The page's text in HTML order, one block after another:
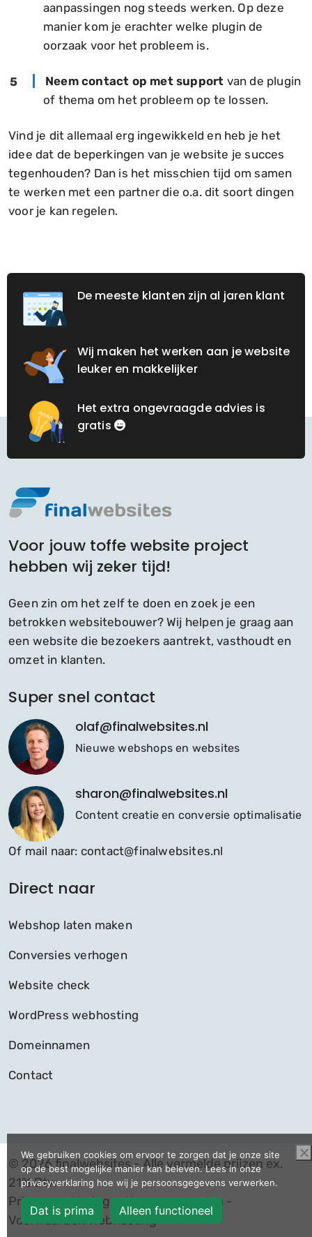
aanpassingen nog steeds werken. Op deze
manier kom je erachter welke plugin de
oorzaak voor het probleem is.
Neem contact op met support van de plugin
of thema om het probleem op te lossen.
Vind je dit allemaal erg ingewikkeld en heb je het
idee dat de beperkingen van je website je succes
tegenhouden? Dan is het misschien tijd om samen
te werken met een partner die o.a. dit soort dingen
voor je kan regelen.
De meeste klanten zijn al jaren klant
Wij maken het werken aan je website
leuker en makkelijker
Het extra ongevraagde advies is
gratis
Voor jouw toffe website project
hebben wij zeker tijd!
Geen zin om het zelf te doen en zoek je een
betrokken websitebouwer? Wij helpen je graag aan
een website die bezoekers aantrekt, vasthoudt en
omzet in klanten.
Super snel contact
olaf@finalwebsites.nl
Nieuwe webshops en websites
sharon@finalwebsites.nl
Content creatie en conversie optimalisatie
Of mail naar: contact@finalwebsites.nl
Direct naar
Webshop laten maken
Conversies verhogen
Website check
WordPress webhosting
Domeinnamen
Contact
© 2026 finalwebsites - Alle vermelde prijzen ex.
21% Btw
Privacyverklaring-Alg. voorwaarden -
Voorwaarden webhosting
We gebruiken cookies om ervoor te zorgen dat je onze site
op de best mogelijke manier kan beleven. Lees in onze
privacyverklaring hoe wij je persoonsgegevens verwerken.
Dat is prima Alleen functioneel